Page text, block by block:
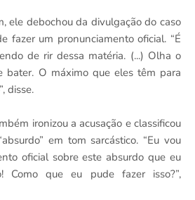
ele debochou da divulgação do caso
fazer um pronunciamento oficial. “É
de rir dessa matéria. (...) Olha o
bater. O máximo que eles têm para
disse.
ironizou a acusação e classificou
em tom sarcástico. “Eu vou
oficial sobre este absurdo que eu
Como que eu pude fazer isso?”,